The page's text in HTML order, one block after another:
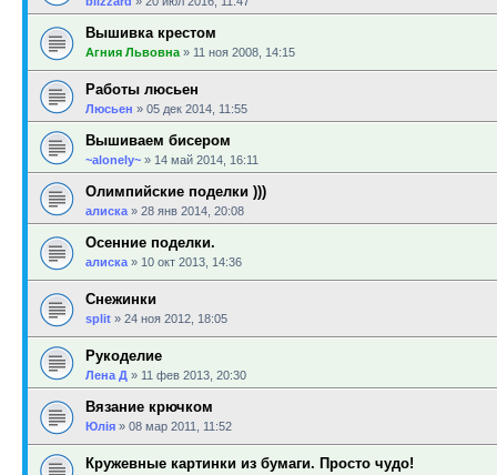
Вышивка крестом
Агния Львовна » 11 ноя 2008, 14:15
Работы люсьен
Люсьен » 05 дек 2014, 11:55
Вышиваем бисером
~alonely~ » 14 май 2014, 16:11
Олимпийские поделки )))
алиска » 28 янв 2014, 20:08
Осенние поделки.
алиска » 10 окт 2013, 14:36
Снежинки
sрlit » 24 ноя 2012, 18:05
Рукоделие
Лена Д » 11 фев 2013, 20:30
Вязание крючком
Юлія » 08 мар 2011, 11:52
Кружевные картинки из бумаги. Просто чудо!